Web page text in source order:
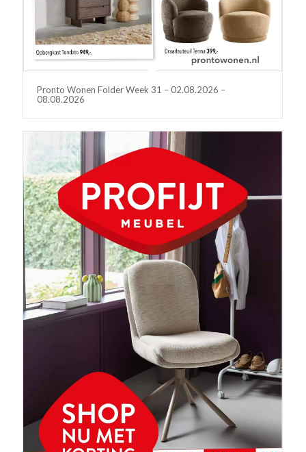
Pronto Wonen Folder Week 31 – 02.08.2026 –
08.08.2026